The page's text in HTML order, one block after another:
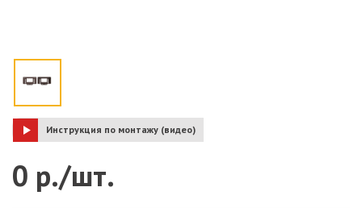
Инструкция по монтажу (видео)
0 р./шт.